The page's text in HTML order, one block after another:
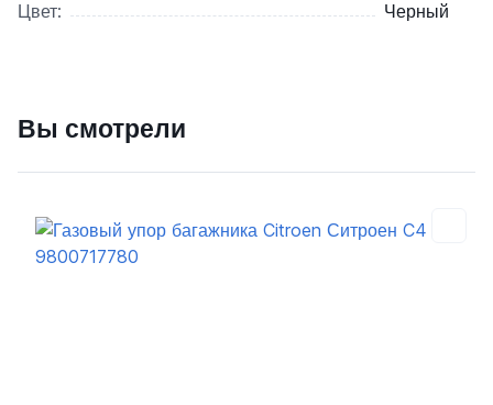
Цвет:
Черный
Вы смотрели